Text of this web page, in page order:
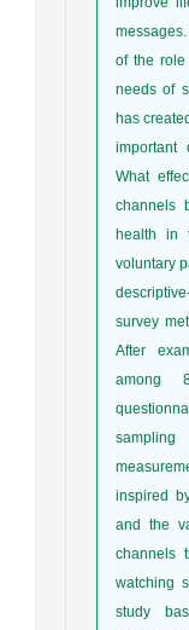
of the
needs of
has
important
What
channels
health in
voluntary
survey
After
among
inspired
and the
channels
watching
study